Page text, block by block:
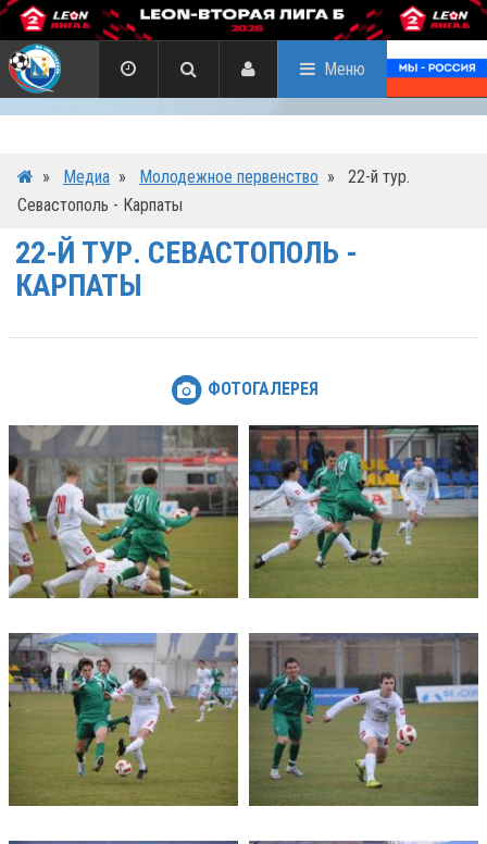
Меню
» Медиа » Молодежное первенство »
22-й тур.
Севастополь - Карпаты
22-Й ТУР. СЕВАСТОПОЛЬ -
КАРПАТЫ
ФОТОГАЛЕРЕЯ